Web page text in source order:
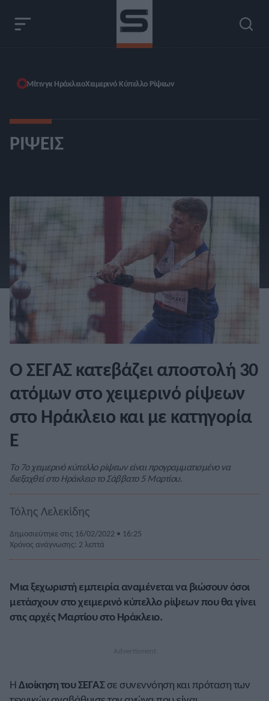
Μίτινγκ ΗράκλειοΧειμερινό Κύπελλο Ρίψεων
ΡΊΨΕΙΣ
Ο ΣΕΓΑΣ κατεβάζει αποστολή 30
ατόμων στο χειμερινό ρίψεων
στο Ηράκλειο και με κατηγορία
Ε
Το 7ο χειμερινό κύπελλο ρίψεων είναι προγραμματισμένο να
διεξαχθεί στο Ηράκλειο το Σάββατο 5 Μαρτίου.
Τόλης Λελεκίδης
Δημοσιεύτηκε στις 16/02/2022 • 16:25
Χρόνος ανάγνωσης: 2 λεπτά
Μια ξεχωριστή εμπειρία αναμένεται να βιώσουν όσοι
μετάσχουν στο χειμερινό κύπελλο ρίψεων που θα γίνει
στις αρχές Μαρτίου στο Ηράκλειο.
ΗΔιοίκηση του ΣΕΓΑΣσε συνεννόηση και πρόταση των